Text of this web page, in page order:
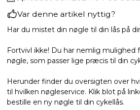
Var denne artikel nyttig?
Har du mistet din nøgle til din lås på
Fortvivl ikke! Du har nemlig mulighed
nøgle, som passer lige præcis til din
Herunder finder du oversigten over
til hvilken nøgleservice. Klik blot på
bestille en ny nøgle til din cykellås.